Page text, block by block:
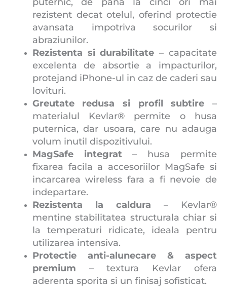
rezistent decat otelul, oferind protectie
avansata impotriva socurilor si
abraziunilor.
Rezistenta si durabilitate – capacitate
excelenta de absortie a impacturilor,
protejand iPhone-ul in caz de caderi sau
lovituri.
Greutate redusa si profil subtire –
materialul Kevlar® permite o husa
puternica, dar usoara, care nu adauga
volum inutil dispozitivului.
MagSafe integrat– husa permite
fixarea facila a accesoriilor MagSafe si
incarcarea wireless fara a fi nevoie de
indepartare.
Rezistenta la caldura – Kevlar®
mentine stabilitatea structurala chiar si
la temperaturi ridicate, ideala pentru
utilizarea intensiva.
Protectie anti-alunecare & aspect
premium – textura Kevlar ofera
aderenta sporita si un finisaj sofisticat.